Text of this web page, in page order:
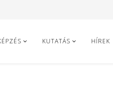
KUTATÁS HÍREK